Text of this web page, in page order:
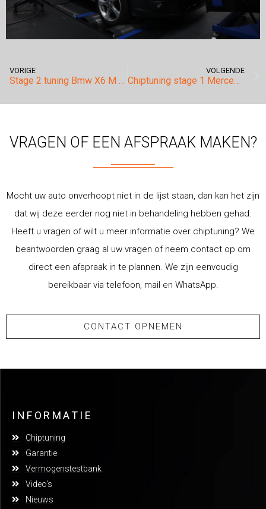
VORIGE
Stage 2 tuning Bmw X6 M 4.4 Bi-Turbo.
VOLGENDE
Chiptuning stage 1 Mercedes Benz A160.
VRAGEN OF EEN AFSPRAAK MAKEN?
Mocht uw auto onverhoopt niet in de lijst staan, dan kan het zijn
dat wij deze eerder nog niet in behandeling hebben gehad.
Heeft u vragen of wilt u meer informatie over chiptuning? We
beantwoorden graag al uw vragen of neem contact op om
direct een afspraak in te plannen. We zijn eenvoudig
bereikbaar via telefoon, mail en WhatsApp.
CONTACT OPNEMEN
INFORMATIE
Chiptuning
Garantie
Vermogenstestbank
Video's
Nieuws